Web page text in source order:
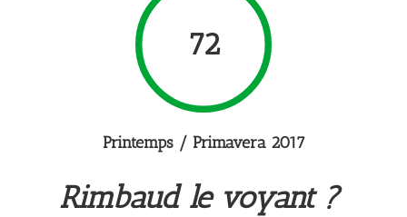
72
Printemps / Primavera 2017
Rimbaud le voyant ?